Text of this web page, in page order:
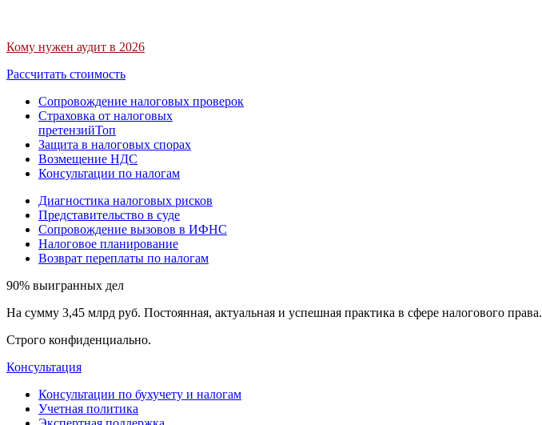
Кому нужен аудит в 2026
Рассчитать стоимость
Сопровождение налоговых проверок
Страховка от налоговых
претензийТоп
Защита в налоговых спорах
Возмещение НДС
Консультации по налогам
Диагностика налоговых рисков
Представительство в суде
Сопровождение вызовов в ИФНС
Налоговое планирование
Возврат переплаты по налогам
90% выигранных дел
На сумму 3,45 млрд руб. Постоянная, актуальная и успешная практика в сфере налогового права.
Строго конфиденциально.
Консультация
Консультации по бухучету и налогам
Учетная политика